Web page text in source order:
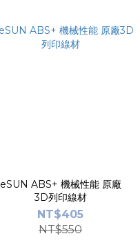
eSUN ABS+ 機械性能 原廠
3D列印線材
NT$405
NT$550